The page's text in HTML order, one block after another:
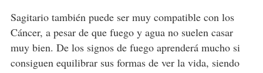
Sagitario también puede ser muy compatible con los
Cáncer, a pesar de que fuego y agua no suelen casar
muy bien. De los signos de fuego aprenderá mucho si
consiguen equilibrar sus formas de ver la vida, siendo